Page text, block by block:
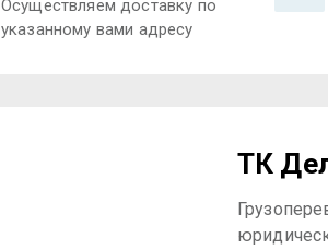
Осуществляем доставку по
указанному вами адресу
ТК